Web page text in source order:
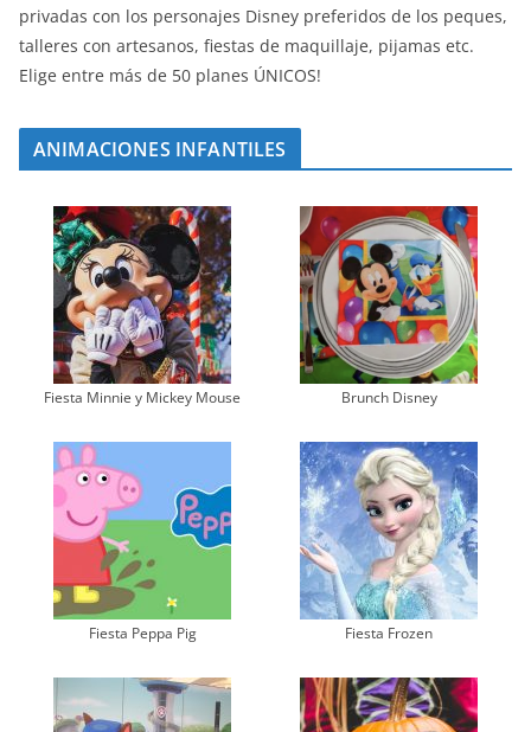
privadas con los personajes Disney preferidos de los peques,
talleres con artesanos, fiestas de maquillaje, pijamas etc.
Elige entre más de 50 planes ÚNICOS!
ANIMACIONES INFANTILES
Fiesta Minnie y Mickey Mouse Brunch Disney
Fiesta Peppa Pig Fiesta Frozen